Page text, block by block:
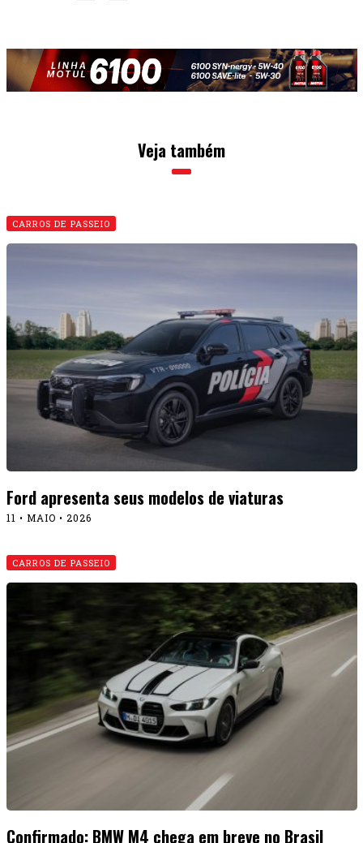
Veja também
CARROS DE PASSEIO
Ford apresenta seus modelos de viaturas
11 • MAIO • 2026
CARROS DE PASSEIO
Confirmado: BMW M4 chega em breve no Brasil